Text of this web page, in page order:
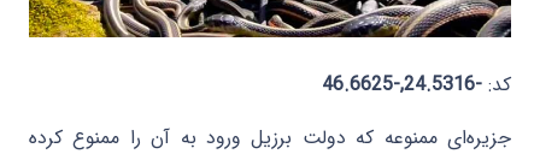
کد: -24.5316,-46.6625
جزیره‌ای ممنوعه که دولت برزیل ورود به آن را ممنوع کرده